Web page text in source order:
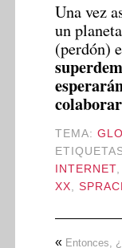
Una vez
un
(perdón)
TEMA:
INTERNET,
XX,
« Entonces,